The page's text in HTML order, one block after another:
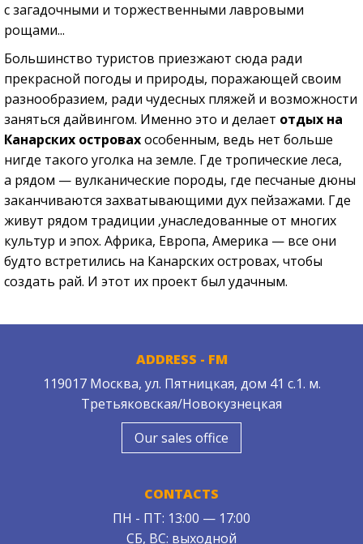
с загадочными и торжественными лавровыми
рощами...
Большинство туристов приезжают сюда ради
прекрасной погоды и природы, поражающей своим
разнообразием, ради чудесных пляжей и возможности
заняться дайвингом. Именно это и делает отдых на
Канарских островахособенным, ведь нет больше
нигде такого уголка на земле. Где тропические леса,
а рядом — вулканические породы, где песчаные дюны
заканчиваются захватывающими дух пейзажами. Где
живут рядом традиции ,унаследованные от многих
культур и эпох. Африка, Европа, Америка — все они
будто встретились на Канарских островах, чтобы
создать рай. И этот их проект был удачным.
ADDRESS - FM
119017 Москва, ул. Пятницкая, дом 41 с.1. м.
Третьяковская/Новокузнецкая
Our sales office
CONTACTS
ПН - ПТ: 13:00 — 17:00
СБ, ВС: выходной